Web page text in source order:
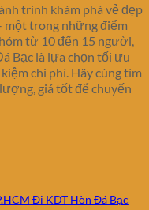
trình khám phá vẻ đẹp
một trong những điểm
từ 10 đến 15 người,
Bạc là lựa chọn tối ưu
chi phí. Hãy cùng tìm
giá tốt để chuyến
Đi KDT Hòn Đá Bạc